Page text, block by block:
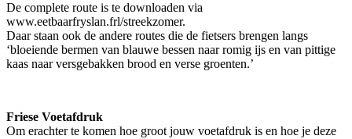
De complete route is te downloaden via
www.eetbaarfryslan.frl/streekzomer.
Daar staan ook de andere routes die de fietsers brengen langs
‘bloeiende bermen van blauwe bessen naar romig ijs en van pittige
kaas naar versgebakken brood en verse groenten.’
Friese Voetafdruk
Om erachter te komen hoe groot jouw voetafdruk is en hoe je deze